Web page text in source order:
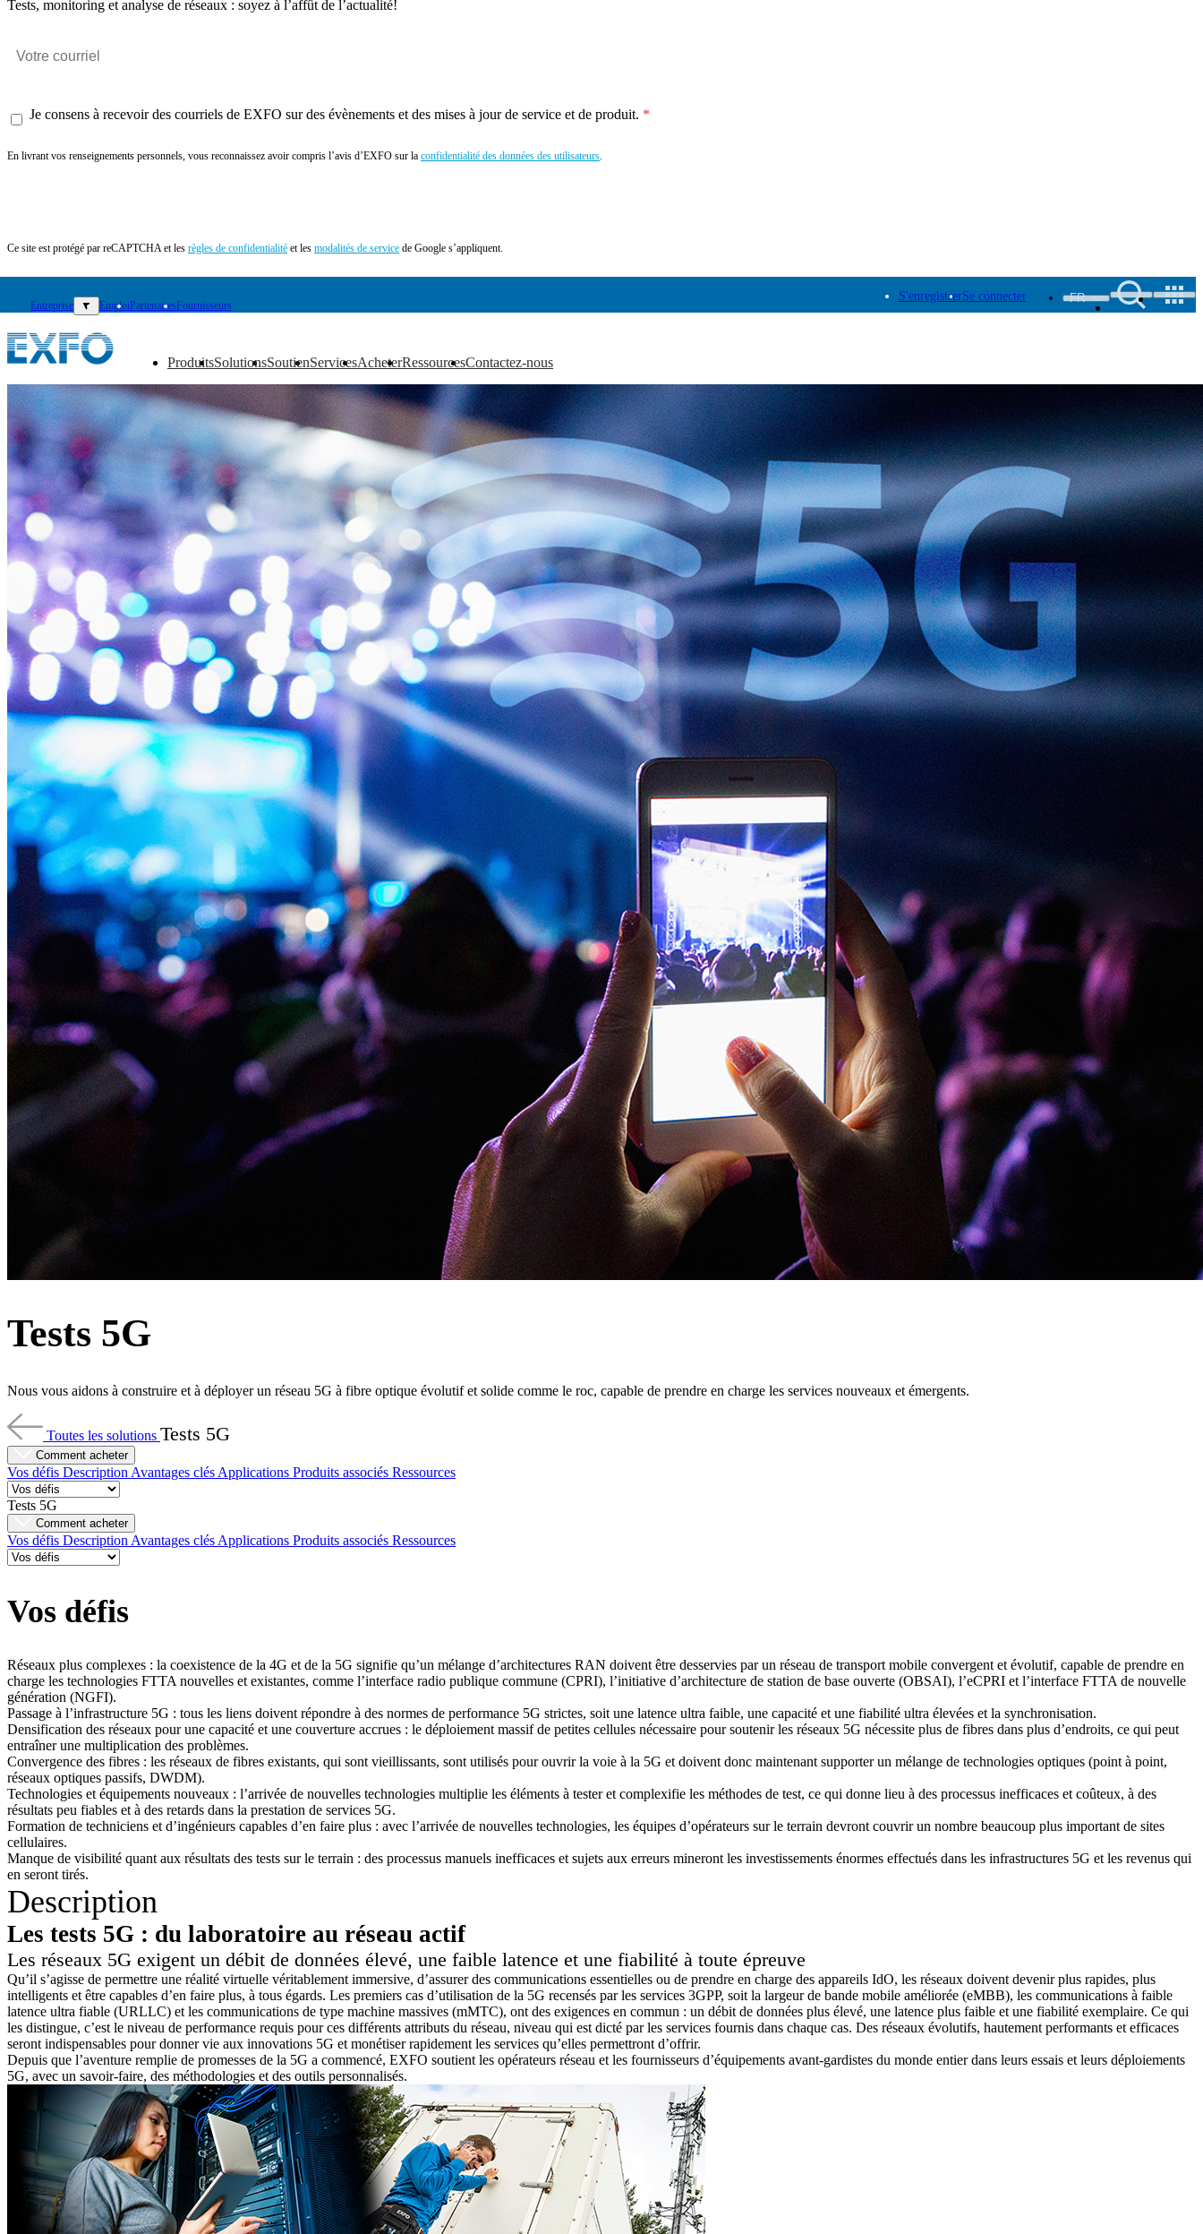
Tests, monitoring et analyse de réseaux : soyez à l’affût de l’actualité!
Je consens à recevoir des courriels de EXFO sur des évènements et des mises à jour de service et de produit.
En livrant vos renseignements personnels, vous reconnaissez avoir compris l’avis d’EXFO sur la confidentialité des données des utilisateurs.
Ce site est protégé par reCAPTCHA et les règles de confidentialité et les modalités de service de Google s’appliquent.
Entreprise ▼ EmploiPartenairesFournisseurs
S'enregistrerSe connecter FR
Produits
▼ Solutions
▼ Soutien
▼ Services
▼ Acheter
▼ Ressources
▼ Contactez-nous
▼
FR
Produits
Solutions
Soutien
Services
Acheter
Ressources
Contactez-
nous
S'enregistrer
Se
connecter
Entreprise
Emploi
Partenaires
Fournisseurs
Tests 5G
Nous vous aidons à construire et à déployer un réseau 5G à fibre optique évolutif et solide comme le roc, capable de prendre en charge les services nouveaux et émergents.
Toutes les solutions Tests 5G
Comment acheter
Vos défis Description Avantages clés Applications Produits associés Ressources
Tests 5G
Comment acheter
Vos défis Description Avantages clés Applications Produits associés Ressources
Vos défis
Réseaux plus complexes : la coexistence de la 4G et de la 5G signifie qu’un mélange d’architectures RAN doivent être desservies par un réseau de transport mobile convergent et évolutif, capable de prendre en
charge les technologies FTTA nouvelles et existantes, comme l’interface radio publique commune (CPRI), l’initiative d’architecture de station de base ouverte (OBSAI), l’eCPRI et l’interface FTTA de nouvelle
génération (NGFI).
Passage à l’infrastructure 5G : tous les liens doivent répondre à des normes de performance 5G strictes, soit une latence ultra faible, une capacité et une fiabilité ultra élevées et la synchronisation.
Densification des réseaux pour une capacité et une couverture accrues : le déploiement massif de petites cellules nécessaire pour soutenir les réseaux 5G nécessite plus de fibres dans plus d’endroits, ce qui peut
entraîner une multiplication des problèmes.
Convergence des fibres : les réseaux de fibres existants, qui sont vieillissants, sont utilisés pour ouvrir la voie à la 5G et doivent donc maintenant supporter un mélange de technologies optiques (point à point,
réseaux optiques passifs, DWDM).
Technologies et équipements nouveaux : l’arrivée de nouvelles technologies multiplie les éléments à tester et complexifie les méthodes de test, ce qui donne lieu à des processus inefficaces et coûteux, à des
résultats peu fiables et à des retards dans la prestation de services 5G.
Formation de techniciens et d’ingénieurs capables d’en faire plus : avec l’arrivée de nouvelles technologies, les équipes d’opérateurs sur le terrain devront couvrir un nombre beaucoup plus important de sites
cellulaires.
Manque de visibilité quant aux résultats des tests sur le terrain : des processus manuels inefficaces et sujets aux erreurs mineront les investissements énormes effectués dans les infrastructures 5G et les revenus qui
en seront tirés.
Description
Les tests 5G : du laboratoire au réseau actif
Les réseaux 5G exigent un débit de données élevé, une faible latence et une fiabilité à toute épreuve
Qu’il s’agisse de permettre une réalité virtuelle véritablement immersive, d’assurer des communications essentielles ou de prendre en charge des appareils IdO, les réseaux doivent devenir plus rapides, plus
intelligents et être capables d’en faire plus, à tous égards. Les premiers cas d’utilisation de la 5G recensés par les services 3GPP, soit la largeur de bande mobile améliorée (eMBB), les communications à faible
latence ultra fiable (URLLC) et les communications de type machine massives (mMTC), ont des exigences en commun : un débit de données plus élevé, une latence plus faible et une fiabilité exemplaire. Ce qui
les distingue, c’est le niveau de performance requis pour ces différents attributs du réseau, niveau qui est dicté par les services fournis dans chaque cas. Des réseaux évolutifs, hautement performants et efficaces
seront indispensables pour donner vie aux innovations 5G et monétiser rapidement les services qu’elles permettront d’offrir.
Depuis que l’aventure remplie de promesses de la 5G a commencé, EXFO soutient les opérateurs réseau et les fournisseurs d’équipements avant-gardistes du monde entier dans leurs essais et leurs déploiements
5G, avec un savoir-faire, des méthodologies et des outils personnalisés.